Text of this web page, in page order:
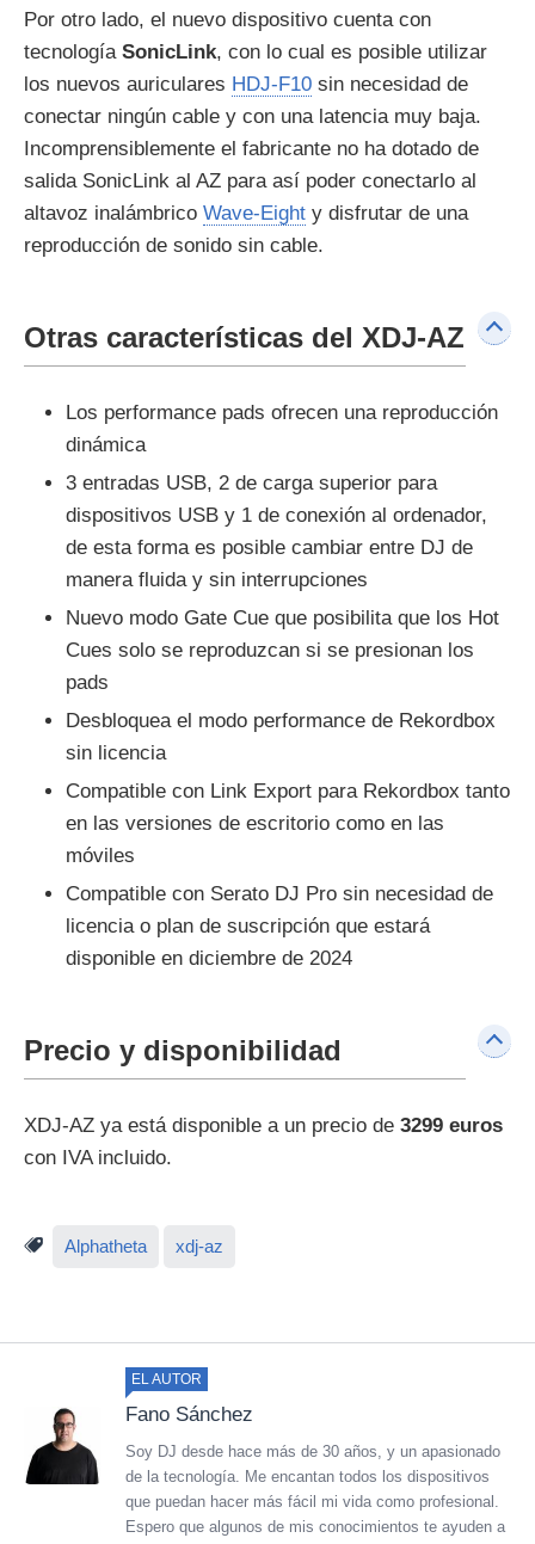
Por otro lado, el nuevo dispositivo cuenta con
tecnología SonicLink, con lo cual es posible utilizar
los nuevos auriculares HDJ-F10 sin necesidad de
conectar ningún cable y con una latencia muy baja.
Incomprensiblemente el fabricante no ha dotado de
salida SonicLink al AZ para así poder conectarlo al
altavoz inalámbrico Wave-Eight y disfrutar de una
reproducción de sonido sin cable.
Otras características del XDJ-AZ
Los performance pads ofrecen una reproducción
dinámica
3 entradas USB, 2 de carga superior para
dispositivos USB y 1 de conexión al ordenador,
de esta forma es posible cambiar entre DJ de
manera fluida y sin interrupciones
Nuevo modo Gate Cue que posibilita que los Hot
Cues solo se reproduzcan si se presionan los
pads
Desbloquea el modo performance de Rekordbox
sin licencia
Compatible con Link Export para Rekordbox tanto
en las versiones de escritorio como en las
móviles
Compatible con Serato DJ Pro sin necesidad de
licencia o plan de suscripción que estará
disponible en diciembre de 2024
Precio y disponibilidad
XDJ-AZ ya está disponible a un precio de 3299 euros
con IVA incluido.
Alphatheta xdj-az
EL AUTOR
Fano Sánchez
Soy DJ desde hace más de 30 años, y un apasionado
de la tecnología. Me encantan todos los dispositivos
que puedan hacer más fácil mi vida como profesional.
Espero que algunos de mis conocimientos te ayuden a